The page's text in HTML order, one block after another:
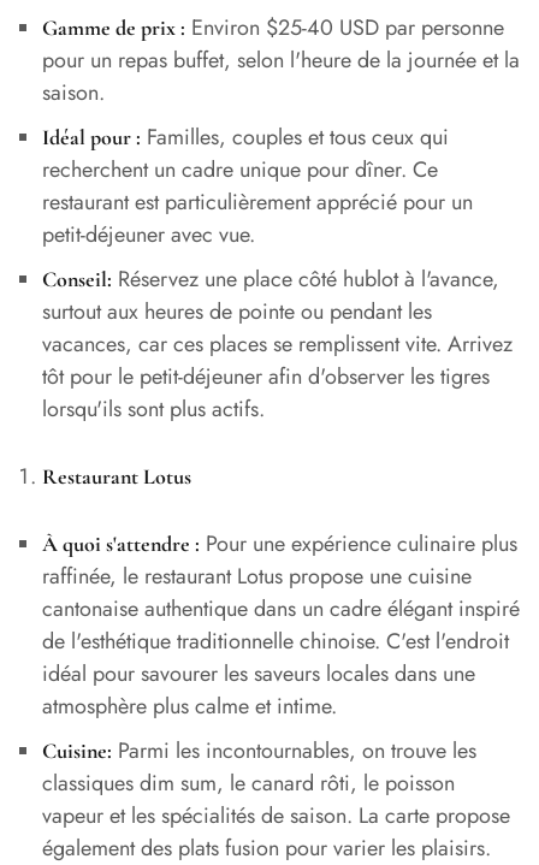
Gamme de prix : Environ $25-40 USD par personne
pour un repas buffet, selon l'heure de la journée et la
saison.
Idéal pour : Familles, couples et tous ceux qui
recherchent un cadre unique pour dîner. Ce
restaurant est particulièrement apprécié pour un
petit-déjeuner avec vue.
Conseil: Réservez une place côté hublot à l'avance,
surtout aux heures de pointe ou pendant les
vacances, car ces places se remplissent vite. Arrivez
tôt pour le petit-déjeuner afin d'observer les tigres
lorsqu'ils sont plus actifs.
Restaurant Lotus
À quoi s'attendre : Pour une expérience culinaire plus
raffinée, le restaurant Lotus propose une cuisine
cantonaise authentique dans un cadre élégant inspiré
de l'esthétique traditionnelle chinoise. C'est l'endroit
idéal pour savourer les saveurs locales dans une
atmosphère plus calme et intime.
Cuisine: Parmi les incontournables, on trouve les
classiques dim sum, le canard rôti, le poisson
vapeur et les spécialités de saison. La carte propose
également des plats fusion pour varier les plaisirs.